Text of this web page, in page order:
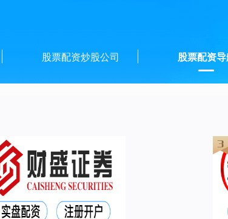
股票配资炒股公司 股票配资